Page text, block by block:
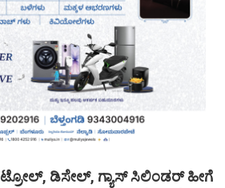
ಡಿಸೇಲ್, ಗ್ಯಾಸ್ ಸಿಲಿಂಡರ್ ಹೀಗೆ